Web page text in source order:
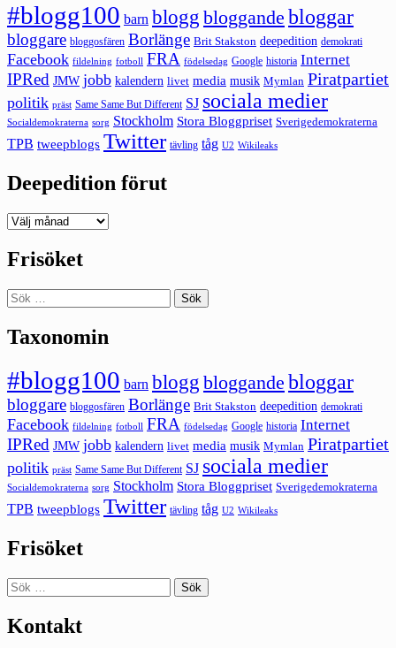
#blogg100 barn blogg bloggande bloggar
bloggare bloggosfären Borlänge Brit Stakston deepedition demokrati
Facebook fildelning fotboll FRA födelsedag Google historia Internet
IPRed JMW jobb kalendern livet media musik Mymlan Piratpartiet
politik präst Same Same But Different SJ sociala medier
Socialdemokraterna sorg Stockholm Stora Bloggpriset Sverigedemokraterna
TPB tweepblogs Twitter tävling tåg U2 Wikileaks
Deepedition förut
Deepedition
Frisöket
Sök
efter:
Taxonomin
#blogg100 barn blogg bloggande bloggar
bloggare bloggosfären Borlänge Brit Stakston deepedition demokrati
Facebook fildelning fotboll FRA födelsedag Google historia Internet
IPRed JMW jobb kalendern livet media musik Mymlan Piratpartiet
politik präst Same Same But Different SJ sociala medier
Socialdemokraterna sorg Stockholm Stora Bloggpriset Sverigedemokraterna
TPB tweepblogs Twitter tävling tåg U2 Wikileaks
Frisöket
Sök
efter:
Kontakt